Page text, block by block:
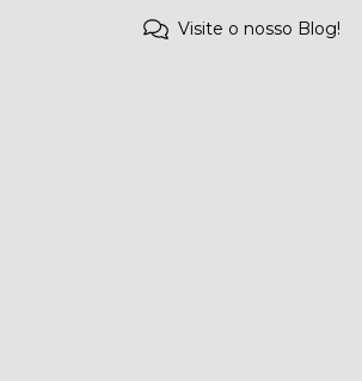
Visite o nosso Blog!